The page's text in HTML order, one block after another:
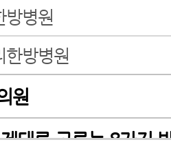
방병원
한방병원
원
대로 고르는 8가지